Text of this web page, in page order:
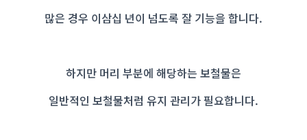
많은 경우 이삼십 년이 넘도록 잘 기능을 합니다.
하지만 머리 부분에 해당하는 보철물은
일반적인 보철물처럼 유지 관리가 필요합니다.